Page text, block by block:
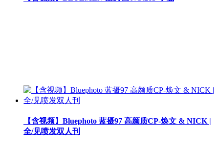
【含视频】Bluephoto 蓝摄97 高颜质CP-焕文 & NICK |
全/见喷发双人刊